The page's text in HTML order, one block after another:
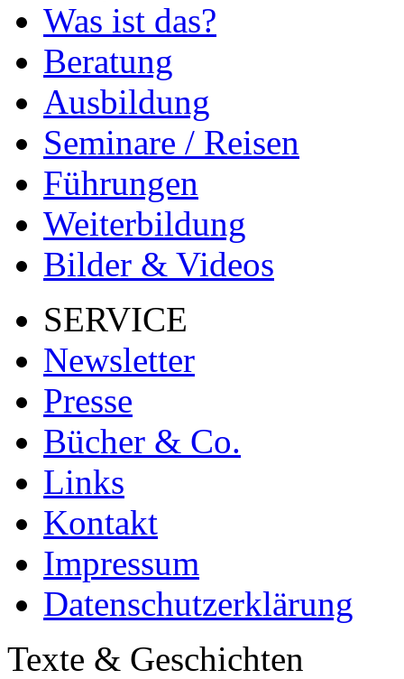
Was ist das?
Beratung
Ausbildung
Seminare / Reisen
Führungen
Weiterbildung
Bilder & Videos
SERVICE
Newsletter
Presse
Bücher & Co.
Links
Kontakt
Impressum
Datenschutzerklärung
Texte & Geschichten